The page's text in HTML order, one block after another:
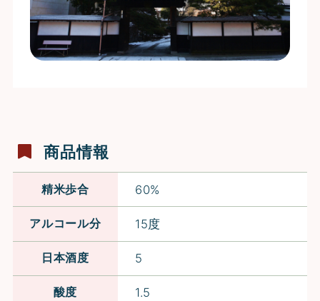
商品情報
精米歩合 60%
アルコール分 15度
日本酒度 5
酸度 1.5